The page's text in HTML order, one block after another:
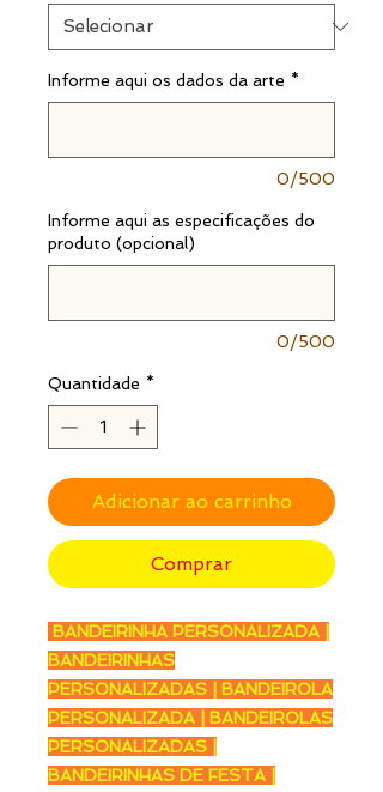
Informe aqui os dados da arte *
0/500
Informe aqui as especificações do
produto (opcional)
0/500
Quantidade *
Adicionar ao carrinho
Comprar
BANDEIRINHA PERSONALIZADA |
BANDEIRINHAS
PERSONALIZADAS | BANDEIROLA
PERSONALIZADA | BANDEIROLAS
PERSONALIZADAS |
BANDEIRINHAS DE FESTA |